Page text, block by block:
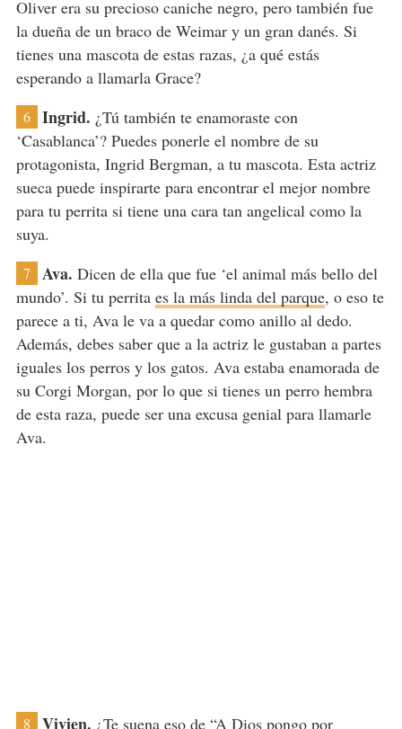
Oliver era su precioso caniche negro, pero también fue
la dueña de un braco de Weimar y un gran danés. Si
tienes una mascota de estas razas, ¿a qué estás
esperando a llamarla Grace?
6 Ingrid. ¿Tú también te enamoraste con
‘Casablanca’? Puedes ponerle el nombre de su
protagonista, Ingrid Bergman, a tu mascota. Esta actriz
sueca puede inspirarte para encontrar el mejor nombre
para tu perrita si tiene una cara tan angelical como la
suya.
7 Ava. Dicen de ella que fue ‘el animal más bello del
mundo’. Si tu perrita es la más linda del parque, o eso te
parece a ti, Ava le va a quedar como anillo al dedo.
Además, debes saber que a la actriz le gustaban a partes
iguales los perros y los gatos. Ava estaba enamorada de
su Corgi Morgan, por lo que si tienes un perro hembra
de esta raza, puede ser una excusa genial para llamarle
Ava.
8 Vivien. ¿Te suena eso de “A Dios pongo por